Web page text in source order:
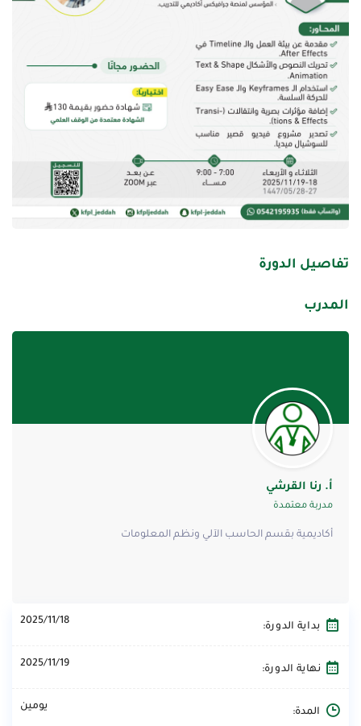
تفاصيل الدورة
المدرب
أ. رنا القرشي
مدربة معتمدة
أكاديمية بقسم الحاسب الآلي ونظم المعلومات
بداية الدورة: 2025/11/18
نهاية الدورة: 2025/11/19
المدة: يومين